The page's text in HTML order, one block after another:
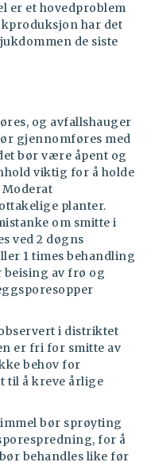
er et hovedproblem
har det
de siste
og avfallshauger
gjennomføres med
bør være åpent og
viktig for å holde
planter.
om smitte i
ved 2 døgns
1 times behandling
beising av frø og
i distriktet
er fri for smitte av
behov for
til å kreve årlige
bør sprøyting
for å
behandles like før